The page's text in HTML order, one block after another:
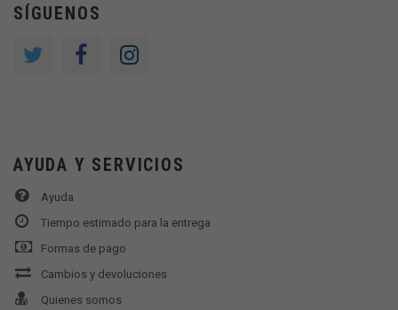
SÍGUENOS
AYUDA Y SERVICIOS
Ayuda
Tiempo estimado para la entrega
Formas de pago
Cambios y devoluciones
Quienes somos